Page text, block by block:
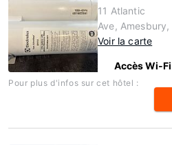
11 Atlantic
Ave,
Voir la carte
Accès Wi-
Pour plus d'infos sur cet hôtel :